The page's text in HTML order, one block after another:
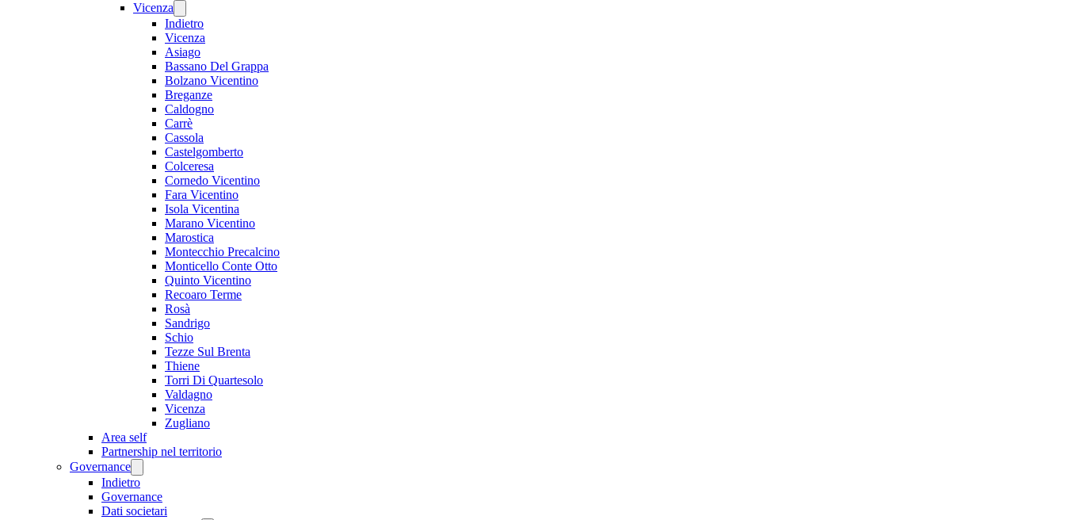
Vicenza
Indietro
Vicenza
Asiago
Bassano Del Grappa
Bolzano Vicentino
Breganze
Caldogno
Carrè
Cassola
Castelgomberto
Colceresa
Cornedo Vicentino
Fara Vicentino
Isola Vicentina
Marano Vicentino
Marostica
Montecchio Precalcino
Monticello Conte Otto
Quinto Vicentino
Recoaro Terme
Rosà
Sandrigo
Schio
Tezze Sul Brenta
Thiene
Torri Di Quartesolo
Valdagno
Vicenza
Zugliano
Area self
Partnership nel territorio
Governance
Indietro
Governance
Dati societari